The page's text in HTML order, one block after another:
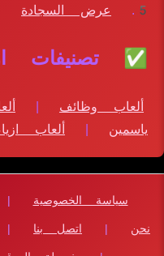
عرض السجادة
✅ تصنيفات
ألعاب وظائف |
ياسمين
| ألعاب
سياسة الخصوصية |
نحن | اتصل بنا |